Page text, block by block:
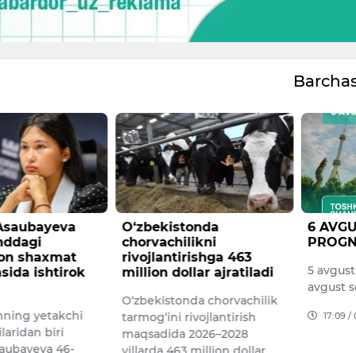
463
ajratiladi
6 AVGUSTGA OB-HAVO
PROGNOZI
5 avgust soat 20 dan 6
17:09 / 05.08.2026
Bu